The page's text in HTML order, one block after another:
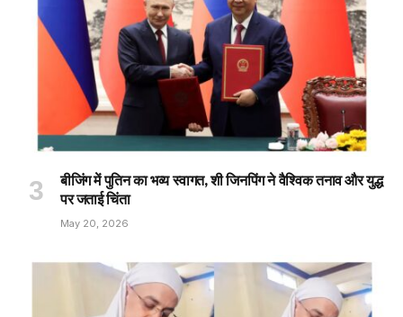
बीजिंग में पुतिन का भव्य स्वागत, शी जिनपिंग ने वैश्विक तनाव और युद्ध
पर जताई चिंता
May 20, 2026